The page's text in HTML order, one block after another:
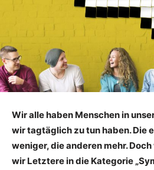
Wir alle haben Menschen in
wir tagtäglich zu tun haben. Die
weniger, die anderen mehr.
wir Letztere in die Kategorie